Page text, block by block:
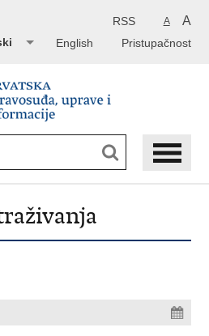
A A
RSS
Pristupačnost
English